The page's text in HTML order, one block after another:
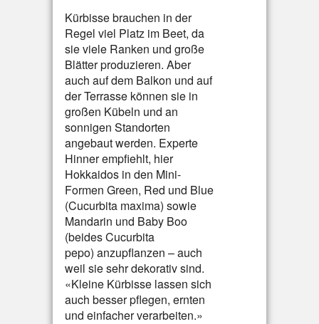
Kürbisse brauchen in der
Regel viel Platz im Beet, da
sie viele Ranken und große
Blätter produzieren. Aber
auch auf dem Balkon und auf
der Terrasse können sie in
großen Kübeln und an
sonnigen Standorten
angebaut werden. Experte
Hinner empfiehlt, hier
Hokkaidos in den Mini-
Formen Green, Red und Blue
(Cucurbita maxima) sowie
Mandarin und Baby Boo
(beides Cucurbita
pepo) anzupflanzen – auch
weil sie sehr dekorativ sind.
«Kleine Kürbisse lassen sich
auch besser pflegen, ernten
und einfacher verarbeiten.»